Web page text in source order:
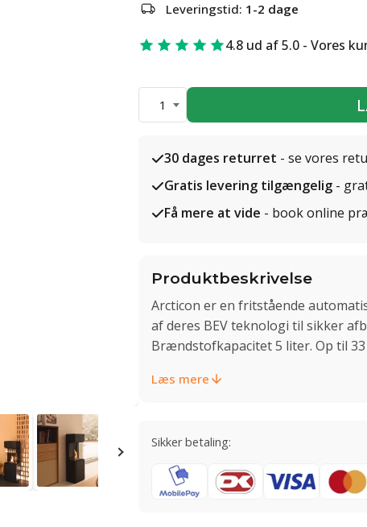
Leveringstid: 1-2 dage
4.8 ud af 5.0 - Vores
1
30 dages returret - se vores
Gratis levering tilgængelig -
Få mere at vide - book online
Produktbeskrivelse
Arcticon er en fritstående
af deres BEV teknologi til sikker
Brændstofkapacitet 5 liter. Op til
Læs mere
Sikker betaling: